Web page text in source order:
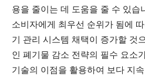
용을 줄이는 데 도움을 줄 수 있습
소비자에게 최우선 순위가 됨에
기 관리 시스템 채택이 증가할 것
인 폐기물 감소 전략의 필수 요소
기술의 이점을 활용하여 보다 지